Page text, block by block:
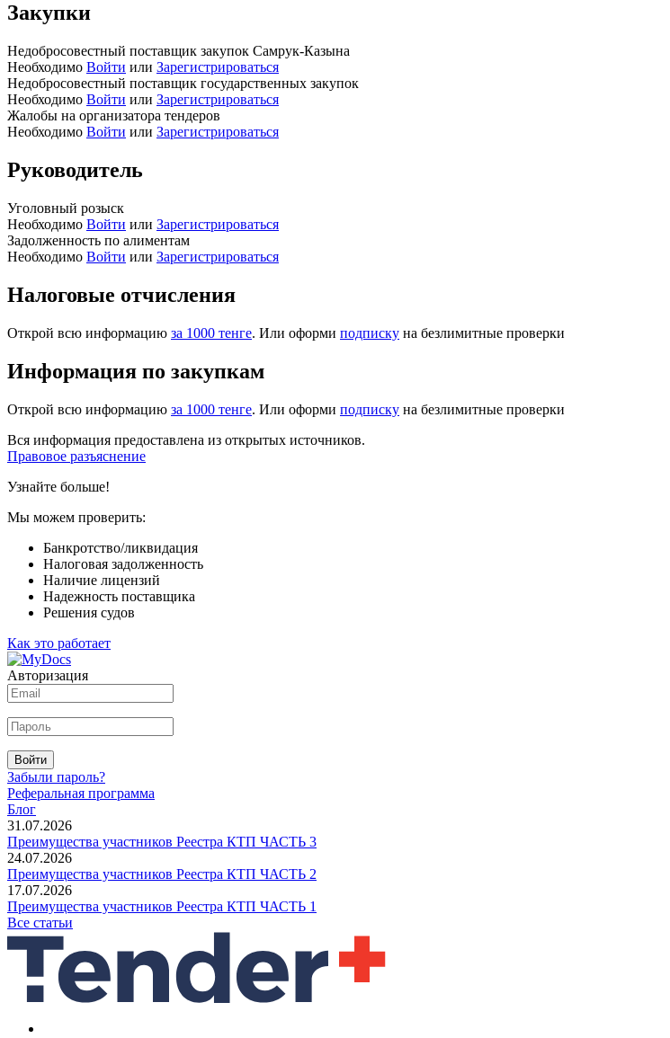
Закупки
Недобросовестный поставщик закупок Самрук-Казына
Необходимо Войти или Зарегистрироваться
Недобросовестный поставщик государственных закупок
Необходимо Войти или Зарегистрироваться
Жалобы на организатора тендеров
Необходимо Войти или Зарегистрироваться
Руководитель
Уголовный розыск
Необходимо Войти или Зарегистрироваться
Задолженность по алиментам
Необходимо Войти или Зарегистрироваться
Налоговые отчисления
Открой всю информацию за 1000 тенге. Или оформи подписку на безлимитные проверки
Информация по закупкам
Открой всю информацию за 1000 тенге. Или оформи подписку на безлимитные проверки
Вся информация предоставлена из открытых источников.
Правовое разъяснение
Узнайте больше!
Мы можем проверить:
Банкротство/ликвидация
Налоговая задолженность
Наличие лицензий
Надежность поставщика
Решения судов
Как это работает
Авторизация
Войти
Забыли пароль?
Реферальная программа
Блог
31.07.2026
Преимущества участников Реестра КТП ЧАСТЬ 3
24.07.2026
Преимущества участников Реестра КТП ЧАСТЬ 2
17.07.2026
Преимущества участников Реестра КТП ЧАСТЬ 1
Все статьи